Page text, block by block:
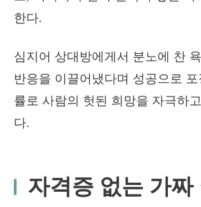
한다.
심지어 상대방에게서 분노에 찬
반응을 이끌어냈다며 성공으로
률로 사람의 헛된 희망을 자극하
다.
자격증 없는 가짜